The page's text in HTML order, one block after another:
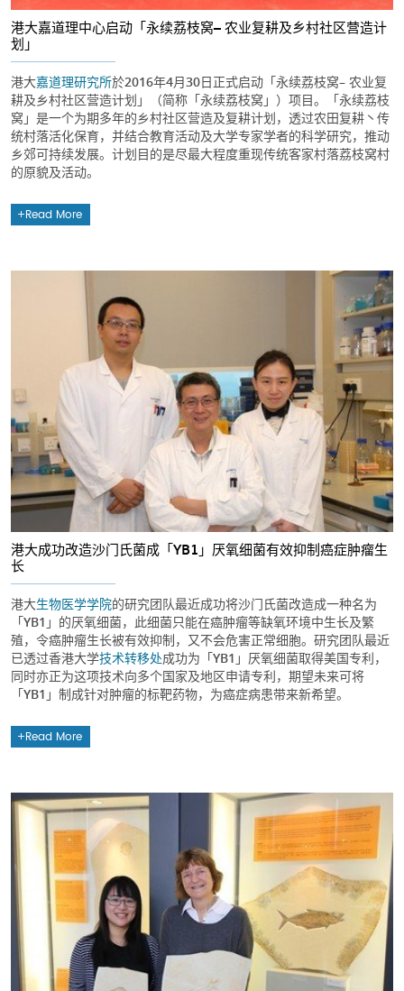
港大嘉道理中心启动「永续荔枝窝– 农业复耕及乡村社区营造计
划」
港大嘉道理研究所於2016年4月30日正式启动「永续荔枝窝– 农业复
耕及乡村社区营造计划」（简称「永续荔枝窝」）项目。「永续荔枝
窝」是一个为期多年的乡村社区营造及复耕计划，透过农田复耕丶传
统村落活化保育，并结合教育活动及大学专家学者的科学研究，推动
乡郊可持续发展。计划目的是尽最大程度重现传统客家村落荔枝窝村
的原貌及活动。
Read More
港大成功改造沙门氏菌成「YB1」厌氧细菌有效抑制癌症肿瘤生
长
港大生物医学学院的研究团队最近成功将沙门氏菌改造成一种名为
「YB1」的厌氧细菌，此细菌只能在癌肿瘤等缺氧环境中生长及繁
殖，令癌肿瘤生长被有效抑制，又不会危害正常细胞。研究团队最近
已透过香港大学技术转移处成功为「YB1」厌氧细菌取得美国专利，
同时亦正为这项技术向多个国家及地区申请专利，期望未来可将
「YB1」制成针对肿瘤的标靶药物，为癌症病患带来新希望。
Read More